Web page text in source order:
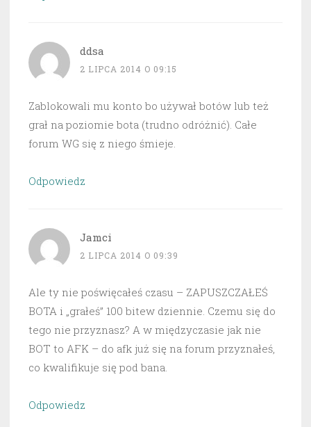
ddsa
2 LIPCA 2014 O 09:15
Zablokowali mu konto bo używał botów lub też
grał na poziomie bota (trudno odróżnić). Całe
forum WG się z niego śmieje.
Odpowiedz
Jamci
2 LIPCA 2014 O 09:39
Ale ty nie poświęcałeś czasu – ZAPUSZCZAŁEŚ
BOTA i „grałeś” 100 bitew dziennie. Czemu się do
tego nie przyznasz? A w międzyczasie jak nie
BOT to AFK – do afk już się na forum przyznałeś,
co kwalifikuje się pod bana.
Odpowiedz